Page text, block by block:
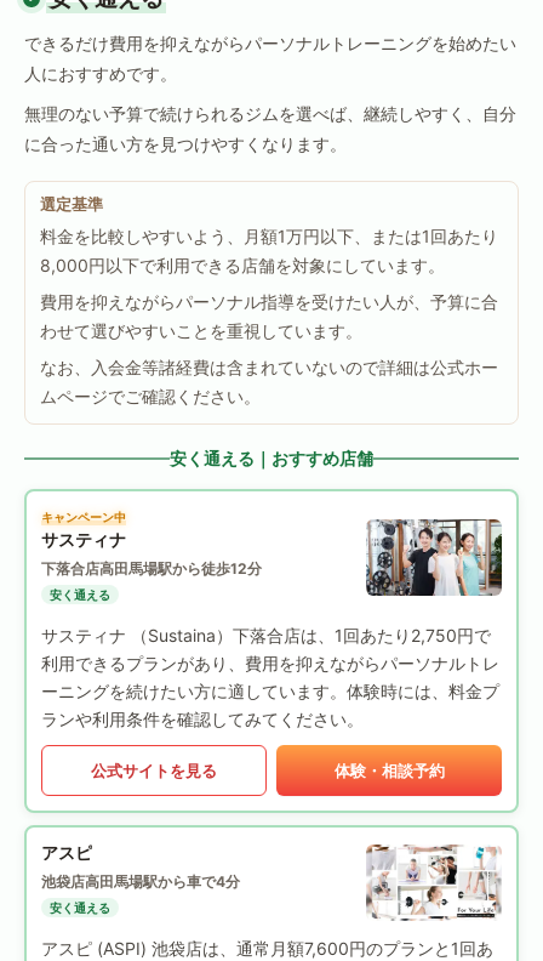
できるだけ費用を抑えながらパーソナルトレーニングを始めたい
人におすすめです。
無理のない予算で続けられるジムを選べば、継続しやすく、自分
に合った通い方を見つけやすくなります。
選定基準
料金を比較しやすいよう、月額1万円以下、または1回あたり
8,000円以下で利用できる店舗を対象にしています。
費用を抑えながらパーソナル指導を受けたい人が、予算に合
わせて選びやすいことを重視しています。
なお、入会金等諸経費は含まれていないので詳細は公式ホー
ムページでご確認ください。
安く通える｜おすすめ店舗
キャンペーン中
サスティナ
下落合店高田馬場駅から徒歩12分
安く通える
サスティナ （Sustaina）下落合店は、1回あたり2,750円で
利用できるプランがあり、費用を抑えながらパーソナルトレ
ーニングを続けたい方に適しています。体験時には、料金プ
ランや利用条件を確認してみてください。
公式サイトを見る 体験・相談予約
アスピ
池袋店高田馬場駅から車で4分
安く通える
アスピ (ASPI) 池袋店は、通常月額7,600円のプランと1回あ